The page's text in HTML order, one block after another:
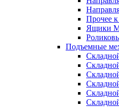
Прочее
Ящики
Подъемные